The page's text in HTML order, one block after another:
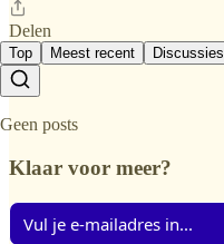
Delen
Top Meest recent Discussies
Geen posts
Klaar voor meer?